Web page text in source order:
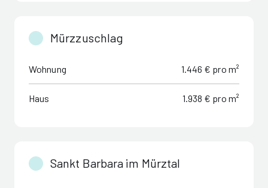
Mürzzuschlag
Wohnung 1.446 € pro m²
Haus 1.938 € pro m²
Sankt Barbara im Mürztal